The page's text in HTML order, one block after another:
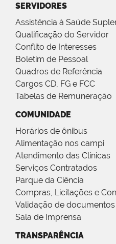
SERVIDORES
Assistência à Saúde
Qualificação do Servidor
Conflito de Interesses
Boletim de Pessoal
Quadros de Referência
Cargos CD, FG e FCC
Tabelas de Remuneração
COMUNIDADE
Horários de ônibus
Alimentação nos campi
Atendimento das Clínicas
Serviços Contratados
Parque da Ciência
Compras, Licitações e
Validação de documentos
Sala de Imprensa
TRANSPARÊNCIA